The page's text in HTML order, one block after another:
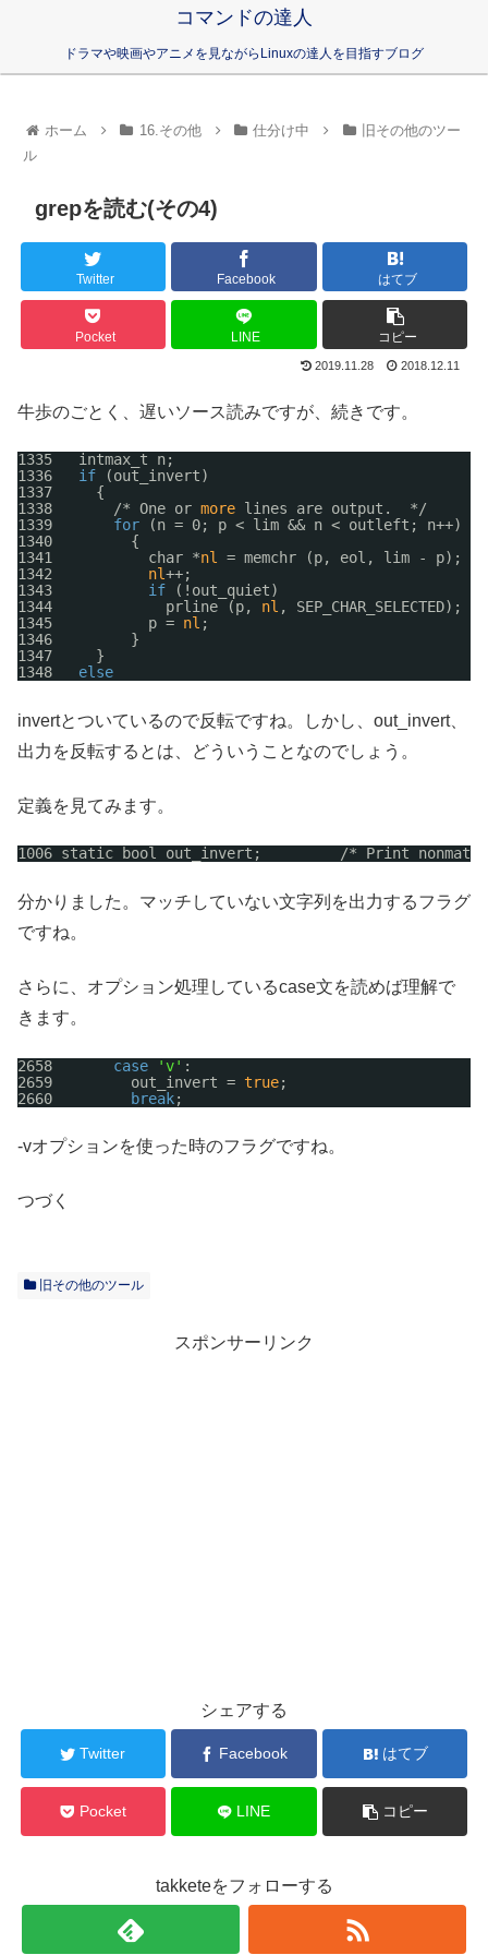
コマンドの達人
ドラマや映画やアニメを見ながらLinuxの達人を目指すブログ
ホーム 16.その他 仕分け中
旧その他のツー
ル
grepを読む(その4)
Twitter Facebook はてブ
Pocket LINE コピー
2019.11.28 2018.12.11
牛歩のごとく、遅いソース読みですが、続きです。
1335   intmax_t n;
1336 if
(out_invert)
1337     {
1338       /* One or more lines are output.  */
1339 for
(n = 0; p < lim && n < outleft; n++)
1340         {
1341           char *nl
= memchr (p, eol, lim - p);
1342 nl++;
1343 if
(!out_quiet)
1344             prline (p, nl , SEP_CHAR_SELECTED);
1345           p = nl ;
1346         }
1347     }
1348 else
invertとついているので反転ですね。しかし、out_invert、
出力を反転するとは、どういうことなのでしょう。
定義を見てみます。
1006 static bool out_invert;         /* Print
分かりました。マッチしていない文字列を出力するフラグ
ですね。
さらに、オプション処理しているcase文を読めば理解で
きます。
2658 case 'v' :
2659         out_invert = true;
2660 break;
-vオプションを使った時のフラグですね。
つづく
旧その他のツール
スポンサーリンク
シェアする
Twitter Facebook はてブ
Pocket LINE コピー
takketeをフォローする